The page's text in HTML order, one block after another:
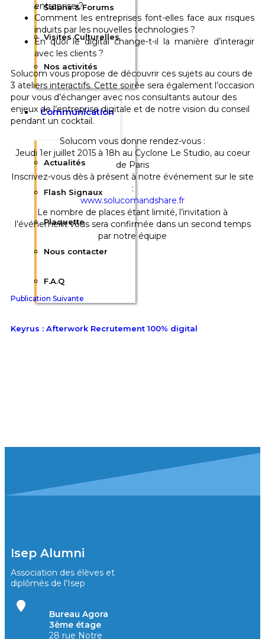
Salons & Forums
Visites Culturelles
Nos activités
Communication
Actualités
Flash Signaux
Plaquette
Nous contacter
F.A.Q
entreprise ?
Comment les entreprises font-elles face aux risques
induits par les nouvelles technologies ?
En quoi le digital change-t-il la manière d’interagir
avec les clients ?
Solucom vous propose de découvrir ces sujets au cours de
3 ateliers interactifs. Cette soirée sera également l’occasion
pour vous d’échanger avec nos consultants autour des
enjeux de l’entreprise digitale et de notre vision du conseil
pendant un cocktail.
Solucom vous donne rendez-vous :
Jeudi 1er juillet 2015 à 18h au Cyclone Le Studio, au coeur
de Paris
Inscrivez-vous dès à présent à notre événement sur le site
:
www.solucomandshare.fr
Le nombre de places étant limité, l’invitation à
l’événement vous sera confirmée dans un second temps
par notre équipe
Publication Suivante
Keyrus : Afterwork Recrutement 100% digital
Isep Alumni
Association des élèves et
diplômés de l’Isep
Bureau Agora
3ème étage
28 rue Notre